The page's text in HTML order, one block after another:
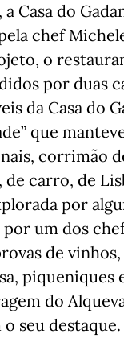
Casa do
chef
o
por duas
da Casa do
que
corrimão
carro, de
por
um dos
de
do
seu